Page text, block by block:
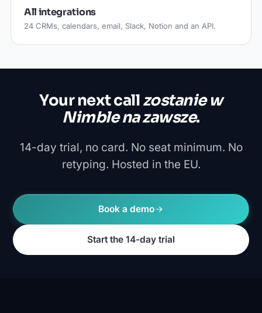
All integrations
24 CRMs, calendars, email, Slack, Notion and an API.
Your next callzostanie w
Nimble na zawsze.
14-day trial, no card. No seat minimum. No
retyping. Hosted in the EU.
Book a demo
Start the 14-day trial